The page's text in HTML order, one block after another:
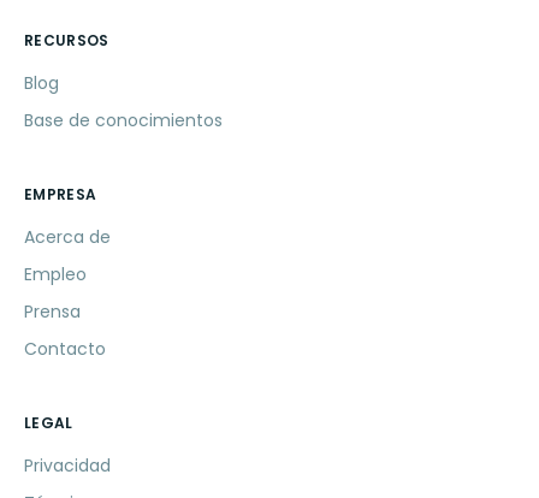
RECURSOS
Blog
Base de conocimientos
EMPRESA
Acerca de
Empleo
Prensa
Contacto
LEGAL
Privacidad